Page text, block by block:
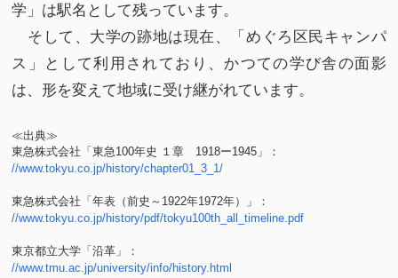
学」は駅名として残っています。
そして、大学の跡地は現在、「めぐろ区民キャンパ
ス」として利用されており、かつての学び舎の面影
は、形を変えて地域に受け継がれています。
≪出典≫
東急株式会社「東急100年史 １章 1918ー1945」：
//www.tokyu.co.jp/history/chapter01_3_1/
東急株式会社「年表（前史～1922年1972年）」：
//www.tokyu.co.jp/history/pdf/tokyu100th_all_timeline.pdf
東京都立大学「沿革」：
//www.tmu.ac.jp/university/info/history.html